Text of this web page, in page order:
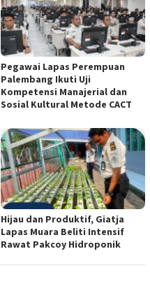
Pegawai Lapas Perempuan
Palembang Ikuti Uji
Kompetensi Manajerial dan
Sosial Kultural Metode CACT
Hijau dan Produktif, Giatja
Lapas Muara Beliti Intensif
Rawat Pakcoy Hidroponik